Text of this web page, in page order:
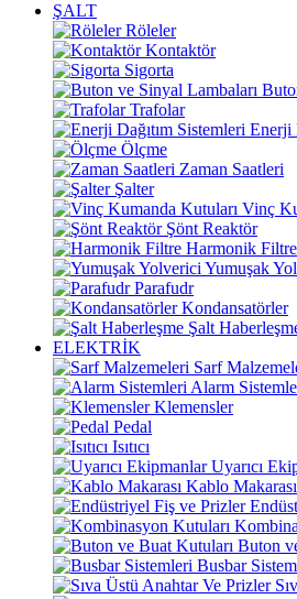
ŞALT
Röleler
Kontaktör
Sigorta
Trafolar
Enerji
Ölçme
Zaman Saatleri
Şalter
Vinç
Şönt Reaktör
Harmonik Filtre
Yumuşak
Parafudr
Kondansatörler
Şalt
ELEKTRİK
Sarf
Alarm
Klemensler
Pedal
Isıtıcı
Uyarıcı
Kablo Makarası
Buton
Busbar